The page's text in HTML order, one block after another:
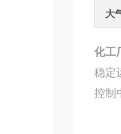
大
化工
稳定
控制